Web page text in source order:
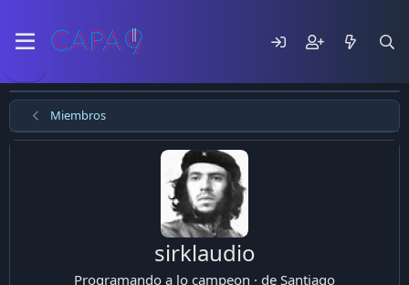
Miembros
sirklaudio
Programando a lo campeon · de Santiago